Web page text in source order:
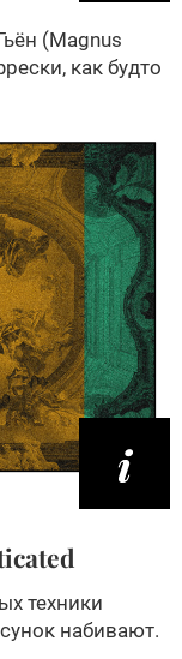
(Magnus
как будто
техники
набивают.